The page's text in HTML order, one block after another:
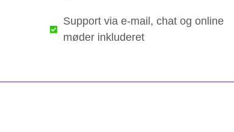
Support via e-mail, chat og online
møder inkluderet